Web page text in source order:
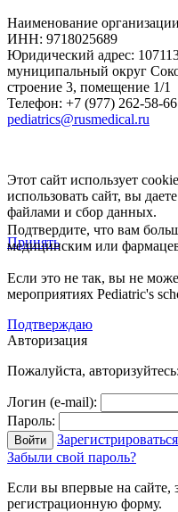
Наименование
ИНН: 9718025689
Юридический адрес:
муниципальный округ
строение 3, помещение 1/1
Телефон: +7 (977) 262-58-66
pediatrics@rusmedical.ru
Этот сайт использует
использовать сайт, вы
файлами и сбор данных.
Принять
Подтвердите, что вам
медицинским или
Если это не так, вы не
мероприятиях Pediatric's
Подтверждаю
Авторизация
Пожалуйста, авторизуйтесь:
Логин (e-mail):
Пароль:
Зарегистрироваться
Забыли свой пароль?
Если вы впервые на сайте,
регистрационную форму.